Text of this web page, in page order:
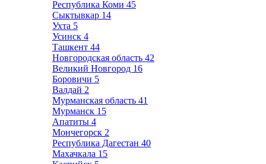
Республика Коми 45
Сыктывкар 14
Ухта 5
Усинск 4
Ташкент 44
Новгородская область 42
Великий Новгород 16
Боровичи 5
Валдай 2
Мурманская область 41
Мурманск 15
Апатиты 4
Мончегорск 2
Республика Дагестан 40
Махачкала 15